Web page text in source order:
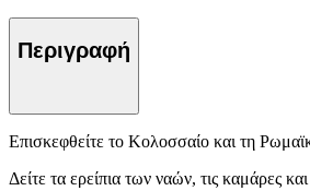
Περιγραφή
Επισκεφθείτε το Κολοσσαίο και τη
Δείτε τα ερείπια των ναών, τις καμάρες